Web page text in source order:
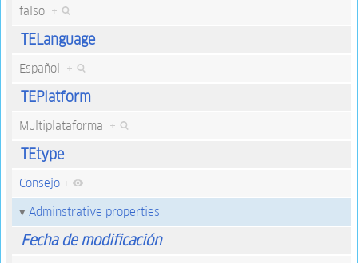
falso +
TELanguage
Español +
TEPlatform
Multiplataforma +
TEtype
Consejo +
Adminstrative properties
Fecha de modificación